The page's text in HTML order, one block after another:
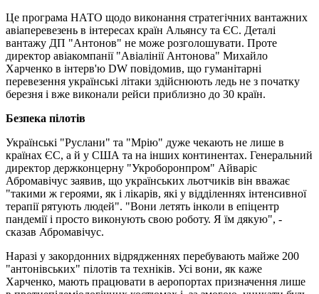
Це програма НАТО щодо виконання стратегічних вантажних
авіаперевезень в інтересах країн Альянсу та ЄС. Деталі
вантажу ДП "Антонов" не може розголошувати. Проте
директор авіакомпанії "Авіалінії Антонова" Михайло
Харченко в інтерв'ю DW повідомив, що гуманітарні
перевезення українські літаки здійснюють ледь не з початку
березня і вже виконали рейси приблизно до 30 країн.
Безпека пілотів
Українські "Руслани" та "Мрію" дуже чекають не лише в
країнах ЄС, а й у США та на інших континентах. Генеральний
директор держконцерну "Укроборонпром" Айваріс
Абромавічус заявив, що українських льотчиків він вважає
"такими ж героями, як і лікарів, які у відділеннях інтенсивної
терапії рятують людей". "Вони летять інколи в епіцентр
пандемії і просто виконують свою роботу. Я їм дякую", -
сказав Абромавічус.
Наразі у закордонних відрядженнях перебувають майже 200
"антонівських" пілотів та техніків. Усі вони, як каже
Харченко, мають працювати в аеропортах призначення лише